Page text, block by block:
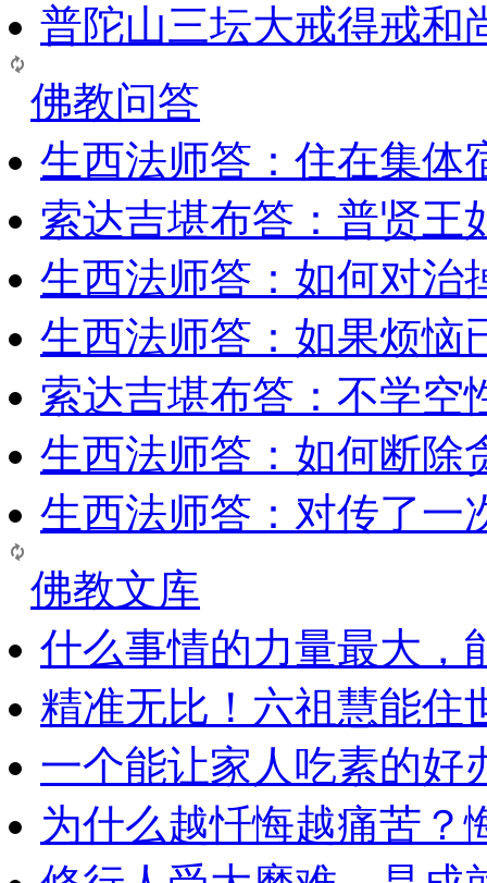
普陀山三坛大戒得戒和
佛教问答
生西法师答：住在集体
索达吉堪布答：普贤王
生西法师答：如何对治
生西法师答：如果烦恼
索达吉堪布答：​不学空
生西法师答：如何断除
生西法师答：对传了一
佛教文库
什么事情的力量最大，
精准无比！六祖慧能住
一个能让家人吃素的好
为什么越忏悔越痛苦？